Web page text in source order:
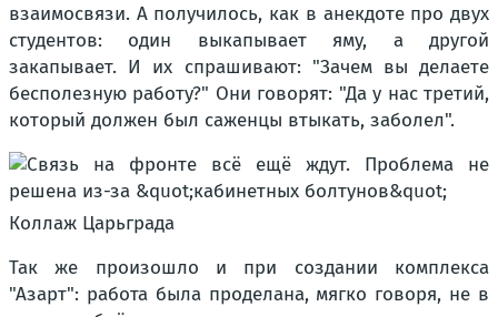
взаимосвязи. А получилось, как в анекдоте про двух
студентов: один выкапывает яму, а другой
закапывает. И их спрашивают: "Зачем вы делаете
бесполезную работу?" Они говорят: "Да у нас третий,
который должен был саженцы втыкать, заболел".
Коллаж Царьграда
Так же произошло и при создании комплекса
"Азарт": работа была проделана, мягко говоря, не в